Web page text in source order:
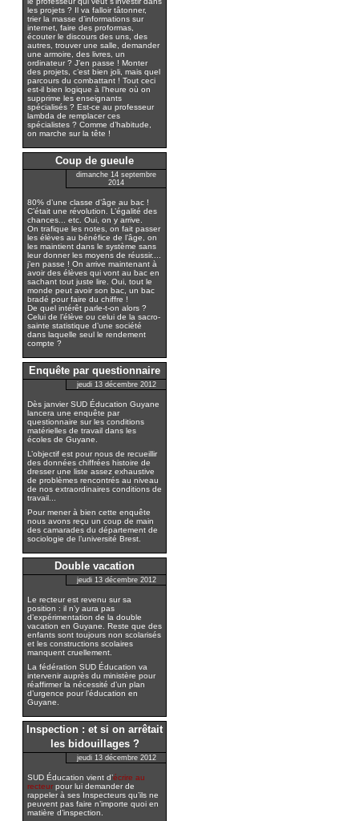
les projets ? Il va falloir tâtonner,
trier la masse d’informations sur
internet, faire des proformas,
écouter le discours des uns, des
autres, trouver une salle, demander
une armoire, des livres, un
ordinateur ? J’en passe ! Monter
des projets, c’est bien joli, mais quel
parcours du combattant ! Tout ceci
est-il bien logique à l’heure où on
supprime les enseignants
spécialisés ? Est-ce au professeur
lambda de remplacer ces
spécialistes ? Comme d’habitude,
on marche sur la tête !
Coup de gueule
dimanche 14 septembre
2014
80% d’une classe d’âge au bac !
C’était une révolution. L’égalité des
chances... etc. Oui, on y arrive.
On trafique les notes, on fait passer
les élèves au bénéfice de l’âge, on
les maintient dans le système sans
leur donner les moyens de réussir....
j’en passe ! On arrive maintenant à
avoir des élèves qui vont au bac en
sachant tout juste lire. Oui, tout le
monde peut avoir son bac, un bac
bradé pour faire du chiffre !
De quel intérêt parle-t-on alors ?
Celui de l’élève ou celui de la sacro-
sainte statistique d’une société
dans laquelle seul le rendement
compte ?
Enquête par questionnaire
jeudi 13 décembre 2012
Dès janvier SUD Éducation Guyane
lancera une enquête par
questionnaire sur les conditions
matérielles de travail dans les
écoles de Guyane.
L’objectif est pour nous de recueillir
des données chiffrées histoire de
dresser une liste assez exhaustive
de problèmes rencontrés au niveau
de nos extraordinaires conditions de
travail...
Pour mener à bien cette enquête
nous avons reçu un coup de main
des camarades du département de
sociologie de l’université Brest.
Double vacation
jeudi 13 décembre 2012
Le recteur est revenu sur sa
position : il n’y aura pas
d’expérimentation de la double
vacation en Guyane. Reste que des
enfants sont toujours non scolarisés
et les constructions scolaires
manquent cruellement.
La fédération SUD Éducation va
intervenir auprès du ministère pour
réaffirmer la nécessité d’un plan
d’urgence pour l’éducation en
Guyane.
Inspection : et si on arrêtait
les bidouillages ?
jeudi 13 décembre 2012
SUD Éducation vient d’écrire au
recteur pour lui demander de
rappeler à ses Inspecteurs qu’ils ne
peuvent pas faire n’importe quoi en
matière d’inspection.